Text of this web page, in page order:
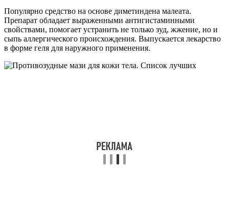
Популярно средство на основе диметиндена малеата.
Препарат обладает выраженными антигистаминными
свойствами, помогает устранить не только зуд, жжение, но и
сыпь аллергического происхождения. Выпускается лекарство
в форме геля для наружного применения.